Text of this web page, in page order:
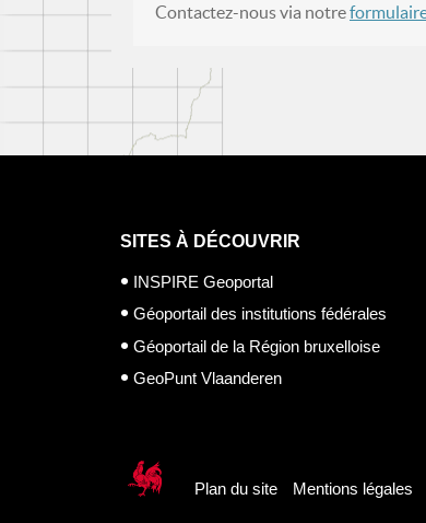
Contactez-nous via notre
SITES À DÉCOUVRIR
INSPIRE Geoportal
Géoportail des institutions fédérales
Géoportail de la Région bruxelloise
GeoPunt Vlaanderen
Plan du site Mentions légales